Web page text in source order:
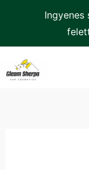
content
Bela